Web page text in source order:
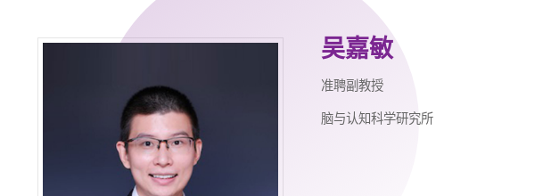
吴嘉敏
准聘副教授
脑与认知科学研究所